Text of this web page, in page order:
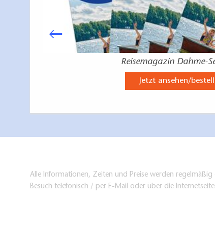
Reisemagazin Dahme-
Jetzt ansehen/
Alle Informationen, Zeiten und Preise werden
Besuch telefonisch / per E-Mail oder über die